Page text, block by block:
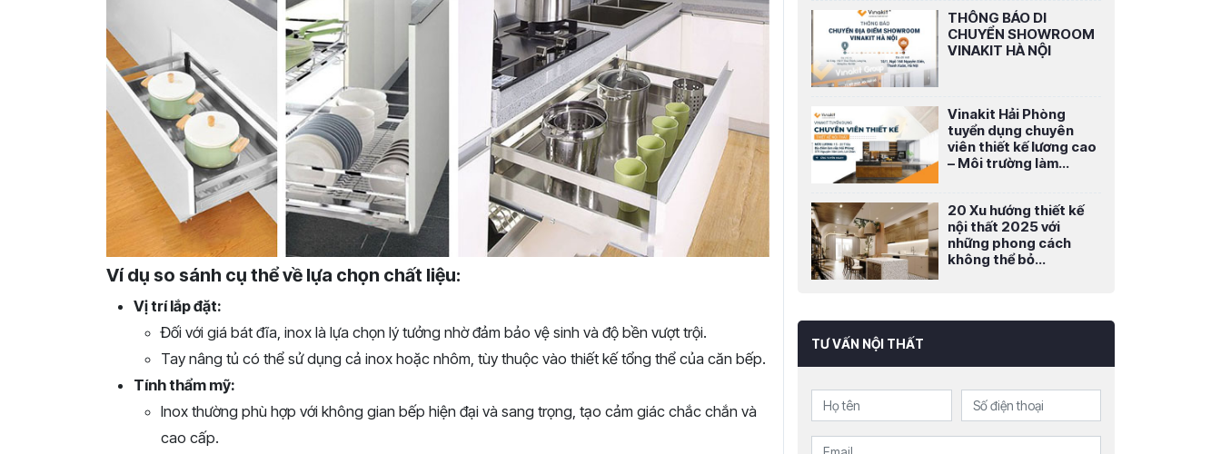
Ví dụ so sánh cụ thể về lựa chọn chất liệu:
Vị trí lắp đặt:
Đối với giá bát đĩa, inox là lựa chọn lý tưởng nhờ đảm bảo vệ sinh và độ bền vượt trội.
Tay nâng tủ có thể sử dụng cả inox hoặc nhôm, tùy thuộc vào thiết kế tổng thể của căn bếp.
Tính thẩm mỹ:
Inox thường phù hợp với không gian bếp hiện đại và sang trọng, tạo cảm giác chắc chắn và
cao cấp.
THÔNG BÁO DI
CHUYỂN SHOWROOM
VINAKIT HÀ NỘI
Vinakit Hải Phòng
tuyển dụng chuyên
viên thiết kế lương cao
– Môi trường làm...
20 Xu hướng thiết kế
nội thất 2025 với
những phong cách
không thể bỏ...
TƯ VẤN NỘI THẤT